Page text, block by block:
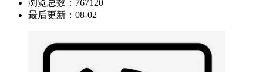
浏览总数： 767120
最后更新： 08-02